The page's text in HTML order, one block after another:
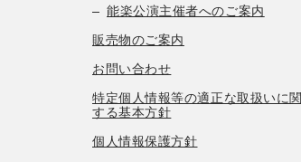
能楽公演主催者へのご案内
販売物のご案内
お問い合わせ
特定個人情報等の適正な取扱いに関
する基本方針
個人情報保護方針